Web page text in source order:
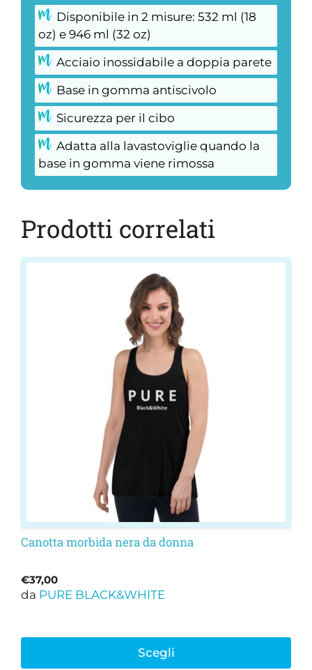
Disponibile in 2 misure: 532 ml (18
oz) e 946 ml (32 oz)
Acciaio inossidabile a doppia parete
Base in gomma antiscivolo
Sicurezza per il cibo
Adatta alla lavastoviglie quando la
base in gomma viene rimossa
Prodotti correlati
Canotta morbida nera da donna
€37,00
da PURE BLACK&WHITE
Scegli
Questo